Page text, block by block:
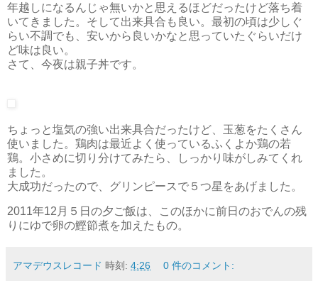
年越しになるんじゃ無いかと思えるほどだったけど落ち着
いてきました。そして出来具合も良い。最初の頃は少しぐ
らい不調でも、安いから良いかなと思っていたぐらいだけ
ど味は良い。
さて、今夜は親子丼です。
ちょっと塩気の強い出来具合だったけど、玉葱をたくさん
使いました。鶏肉は最近よく使っているふくよか鶏の若
鶏。小さめに切り分けてみたら、しっかり味がしみてくれ
ました。
大成功だったので、グリンピースで５つ星をあげました。
2011年12月５日の夕ご飯は、このほかに前日のおでんの残
りにゆで卵の鰹節煮を加えたもの。
アマデウスレコード 時刻: 4:26 0 件のコメント: